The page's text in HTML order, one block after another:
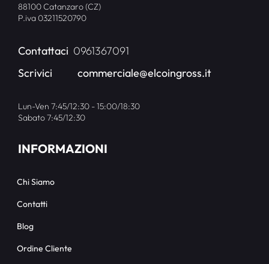
88100 Catanzaro (CZ)
P.iva 03211520790
Contattaci 0961367091
Scrivici
commerciale@elcoingross.it
Lun-Ven 7:45/12:30 - 15:00/18:30
Sabato 7:45/12:30
INFORMAZIONI
Chi Siamo
Contatti
Blog
Ordine Cliente